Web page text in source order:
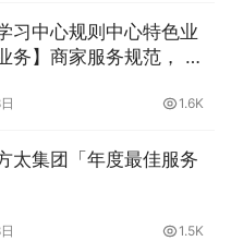
习中心规则中心特色业
务】商家服务规范， 抖
知道的，晓多带你了解
1.6K
太集团「年度最佳服务
1.5K